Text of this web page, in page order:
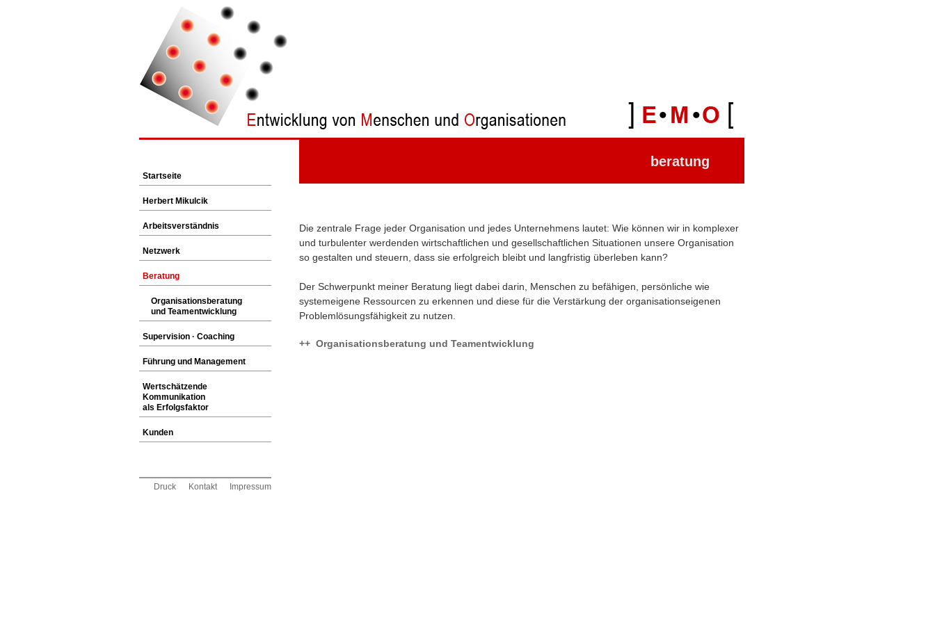
Startseite
Herbert Mikulcik
Arbeitsverständnis
Netzwerk
Beratung
Organisationsberatung
und Teamentwicklung
Supervision · Coaching
Führung und Management
Wertschätzende
Kommunikation
als Erfolgsfaktor
Kunden
beratung
Die zentrale Frage jeder Organisation und jedes Unternehmens lautet: Wie können wir in komplexer
und turbulenter werdenden wirtschaftlichen und gesellschaftlichen Situationen unsere Organisation
so gestalten und steuern, dass sie erfolgreich bleibt und langfristig überleben kann?
Der Schwerpunkt meiner Beratung liegt dabei darin, Menschen zu befähigen, persönliche wie
systemeigene Ressourcen zu erkennen und diese für die Verstärkung der organisationseigenen
Problemlösungsfähigkeit zu nutzen.
++ Organisationsberatung und Teamentwicklung
Druck Kontakt Impressum